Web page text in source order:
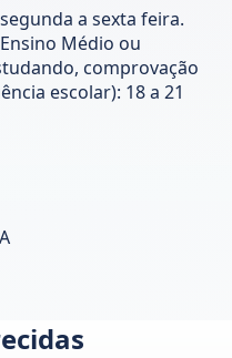
a sexta feira.
Médio ou
comprovação
escolar): 18 a 21